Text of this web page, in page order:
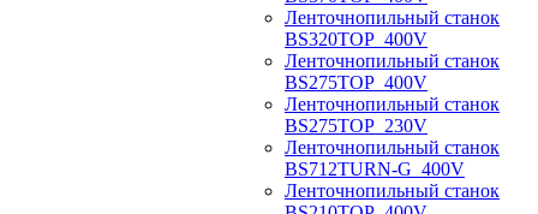
Ленточнопильный станок
BS320TOP_400V
Ленточнопильный станок
BS275TOP_400V
Ленточнопильный станок
BS275TOP_230V
Ленточнопильный станок
BS712TURN-G_400V
Ленточнопильный станок